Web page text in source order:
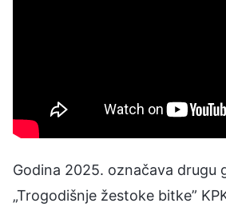
Godina 2025. označava drugu
„Trogodišnje žestoke bitke”